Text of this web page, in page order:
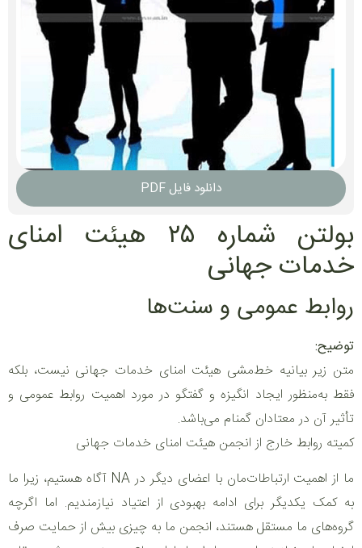
بولتن شماره ۲۵ هیئت امنای
خدمات جهانی
روابط عمومی و سنت‌ها
توضیح:
متن زیر بیانیه خط‌مشی هیئت امنای خدمات جهانی نیست، بلکه
فقط به‌منظور ایجاد انگیزه و گفتگو در مورد اهمیت روابط عمومی و
تأثیر آن در معتادان گمنام می‌باشد.
کمیته روابط خارج از انجمن هیئت امنای خدمات جهانی
ما از اهمیت ارتباطات‌مان با اعضای دیگر در NA آگاه هستیم، زیرا ما
به کمک یکدیگر برای ادامه بهبودی از اعتیاد نیازمندیم. اما اگرچه
گروه‌های ما مستقل هستند، انجمن ما به چیزی بیش از حمایت صرف
دانلود فایل PDF